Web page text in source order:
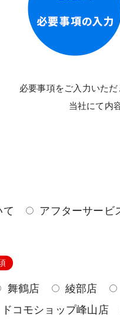
必要事項をご入力いた
当社にて内
て アフターサービ
舞鶴店 綾部店
ドコモショップ峰山店